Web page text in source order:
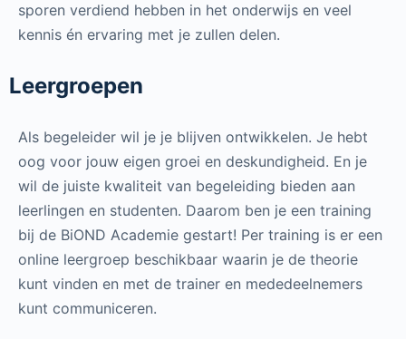
sporen verdiend hebben in het onderwijs en veel
kennis én ervaring met je zullen delen.
Leergroepen
Als begeleider wil je je blijven ontwikkelen. Je hebt
oog voor jouw eigen groei en deskundigheid. En je
wil de juiste kwaliteit van begeleiding bieden aan
leerlingen en studenten. Daarom ben je een training
bij de BiOND Academie gestart! Per training is er een
online leergroep beschikbaar waarin je de theorie
kunt vinden en met de trainer en mededeelnemers
kunt communiceren.